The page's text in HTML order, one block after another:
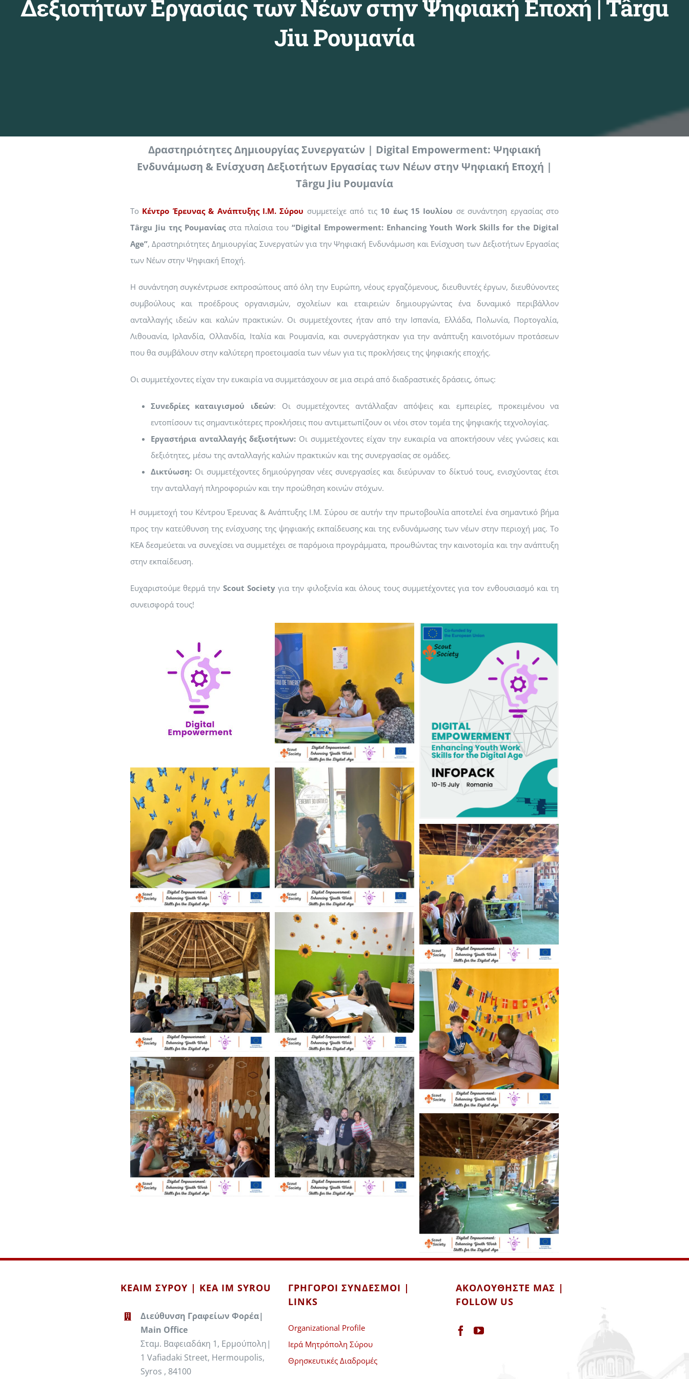
Δεξιοτήτων Εργασίας των Νέων στην Ψηφιακή Εποχή | Târgu
Jiu Ρουμανία
Δραστηριότητες Δημιουργίας Συνεργατών | Digital Empowerment: Ψηφιακή
Ενδυνάμωση & Ενίσχυση Δεξιοτήτων Εργασίας των Νέων στην Ψηφιακή Εποχή |
Târgu Jiu Ρουμανία
Το Κέντρο Έρευνας & Ανάπτυξης Ι.Μ. Σύρου συμμετείχε από τις 10 έως 15 Ιουλίου σε συνάντηση εργασίας στο
Târgu Jiu της Ρουμανίαςστα πλαίσια του “Digital Empowerment: Enhancing Youth Work Skills for the Digital
Age”, Δραστηριότητες Δημιουργίας Συνεργατών για την Ψηφιακή Ενδυνάμωση και Ενίσχυση των Δεξιοτήτων Εργασίας
των Νέων στην Ψηφιακή Εποχή.
Η συνάντηση συγκέντρωσε εκπροσώπους από όλη την Ευρώπη, νέους εργαζόμενους, διευθυντές έργων, διευθύνοντες
συμβούλους και προέδρους οργανισμών, σχολείων και εταιρειών δημιουργώντας ένα δυναμικό περιβάλλον
ανταλλαγής ιδεών και καλών πρακτικών. Οι συμμετέχοντες ήταν από την Ισπανία, Ελλάδα, Πολωνία, Πορτογαλία,
Λιθουανία, Ιρλανδία, Ολλανδία, Ιταλία και Ρουμανία, και συνεργάστηκαν για την ανάπτυξη καινοτόμων προτάσεων
που θα συμβάλουν στην καλύτερη προετοιμασία των νέων για τις προκλήσεις της ψηφιακής εποχής.
Οι συμμετέχοντες είχαν την ευκαιρία να συμμετάσχουν σε μια σειρά από διαδραστικές δράσεις, όπως:
Συνεδρίες καταιγισμού ιδεών: Οι συμμετέχοντες αντάλλαξαν απόψεις και εμπειρίες, προκειμένου να
εντοπίσουν τις σημαντικότερες προκλήσεις που αντιμετωπίζουν οι νέοι στον τομέα της ψηφιακής τεχνολογίας.
Εργαστήρια ανταλλαγής δεξιοτήτων: Οι συμμετέχοντες είχαν την ευκαιρία να αποκτήσουν νέες γνώσεις και
δεξιότητες, μέσω της ανταλλαγής καλών πρακτικών και της συνεργασίας σε ομάδες.
Δικτύωση: Οι συμμετέχοντες δημιούργησαν νέες συνεργασίες και διεύρυναν το δίκτυό τους, ενισχύοντας έτσι
την ανταλλαγή πληροφοριών και την προώθηση κοινών στόχων.
Η συμμετοχή του Κέντρου Έρευνας & Ανάπτυξης Ι.Μ. Σύρου σε αυτήν την πρωτοβουλία αποτελεί ένα σημαντικό βήμα
προς την κατεύθυνση της ενίσχυσης της ψηφιακής εκπαίδευσης και της ενδυνάμωσης των νέων στην περιοχή μας. Το
ΚΕΑ δεσμεύεται να συνεχίσει να συμμετέχει σε παρόμοια προγράμματα, προωθώντας την καινοτομία και την ανάπτυξη
στην εκπαίδευση.
Ευχαριστούμε θερμά την Scout Societyγια την φιλοξενία και όλους τους συμμετέχοντες για τον ενθουσιασμό και τη
συνεισφορά τους!
ΚΕΑΙΜ ΣΥΡΟΥ | KEA IM SYROU
Διεύθυνση Γραφείων Φορέα|
Main Office
Σταμ. Βαφειαδάκη 1, Ερμούπολη|
1 Vafiadaki Street, Hermoupolis,
Syros , 84100
ΓΡΉΓΟΡΟΙ ΣΎΝΔΕΣΜΟΙ |
LINKS
Organizational Profile
Ιερά Μητρόπολη Σύρου
Θρησκευτικές Διαδρομές
ΑΚΟΛΟΥΘΉΣΤΕ ΜΑΣ |
FOLLOW US